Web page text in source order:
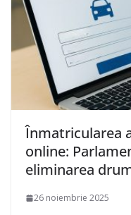
Înmatricularea
online:
eliminarea
26 noiembrie 2025